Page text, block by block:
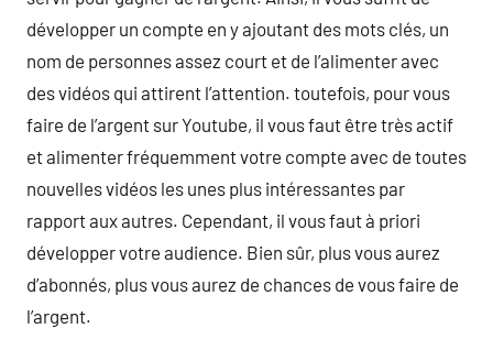
développer un compte en y ajoutant des mots clés, un
nom de personnes assez court et de l’alimenter avec
des vidéos qui attirent l’attention. toutefois, pour vous
faire de l’argent sur Youtube, il vous faut être très actif
et alimenter fréquemment votre compte avec de toutes
nouvelles vidéos les unes plus intéressantes par
rapport aux autres. Cependant, il vous faut à priori
développer votre audience. Bien sûr, plus vous aurez
d’abonnés, plus vous aurez de chances de vous faire de
l’argent.